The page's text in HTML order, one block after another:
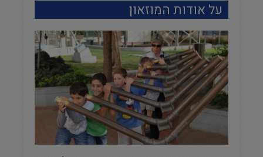
על אודות המוזאון